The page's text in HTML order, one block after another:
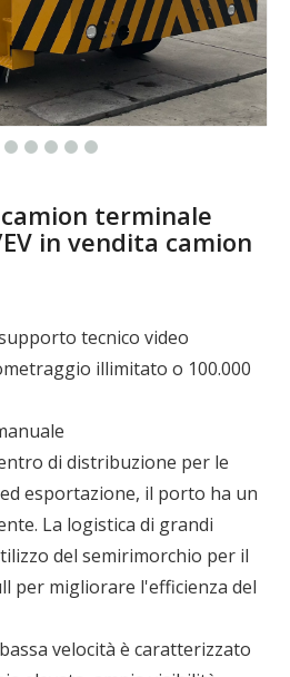
terminale
in vendita camion
tecnico video
illimitato o 100.000
di distribuzione per le
esportazione, il porto ha un
La logistica di grandi
del semirimorchio per il
per migliorare l'efficienza del
velocità è caratterizzato